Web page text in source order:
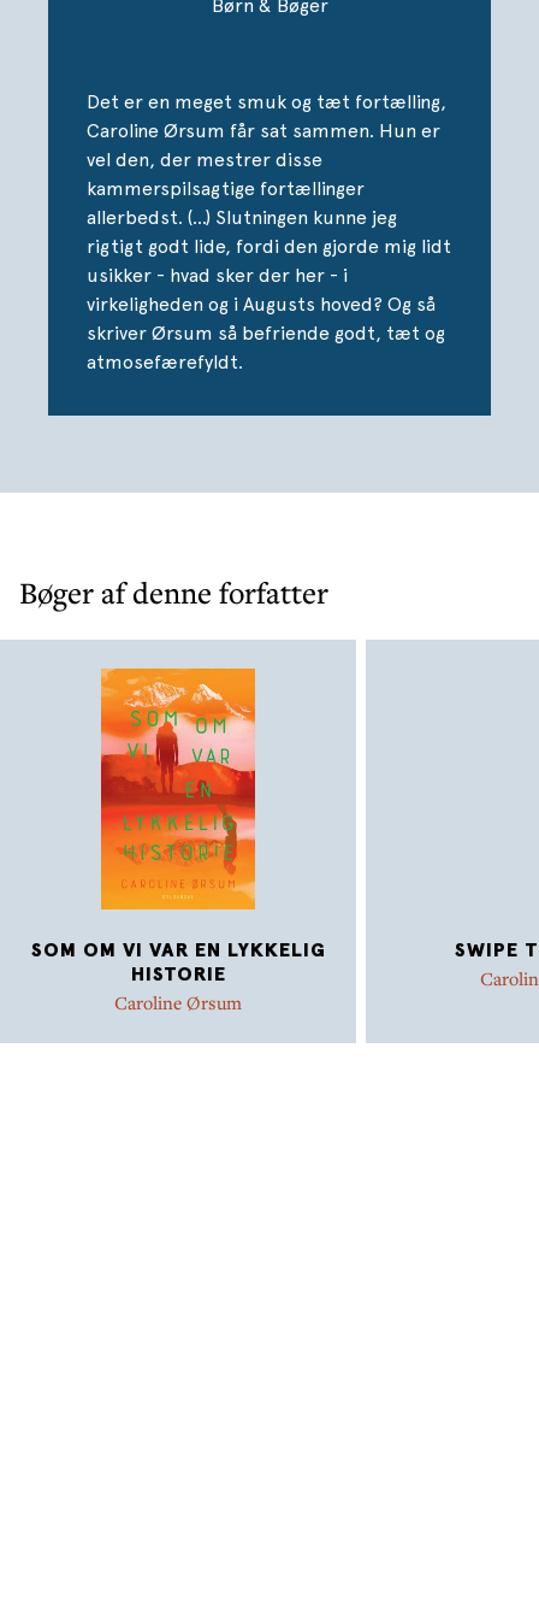
sammen med kærestesorg, dagdrømme og oplevelser i
Børn & Bøger
Det er en meget smuk og tæt fortælling,
Caroline Ørsum får sat sammen. Hun er
vel den, der mestrer disse
kammerspilsagtige fortællinger
allerbedst. (...) Slutningen kunne jeg
rigtigt godt lide, fordi den gjorde mig lidt
usikker - hvad sker der her - i
virkeligheden og i Augusts hoved? Og så
skriver Ørsum så befriende godt, tæt og
atmosefærefyldt.
Bøger af denne forfatter
SOM OM VI VAR EN LYKKELIG
HISTORIE
Caroline Ørsum
SWIPE